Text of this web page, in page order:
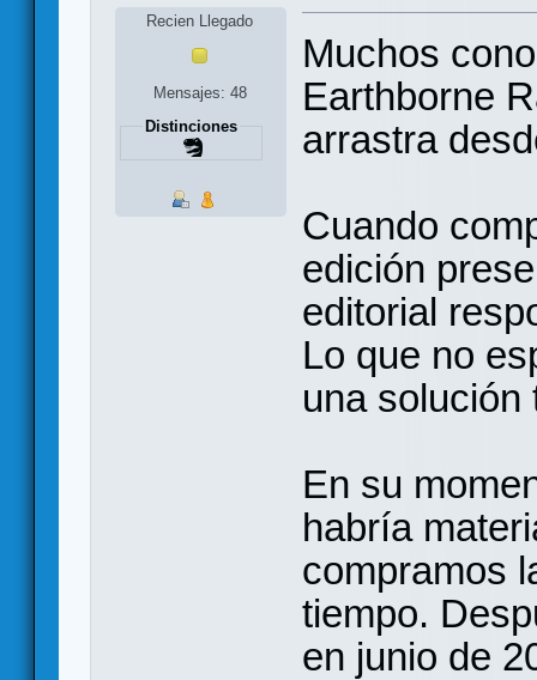
Recien Llegado
Mensajes: 48
Distinciones
Muchos
Earthborne
arrastra
Cuando
edición
editorial
Lo que no
una solución
En su
habría
compramos
tiempo.
en junio de